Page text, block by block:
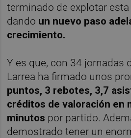
terminado de explotar
dando un nuevo paso
crecimiento.
Y es que, con 34 jornadas
Larrea ha firmado unos
puntos, 3 rebotes, 3,7
créditos de valoración en
minutos por partido.
demostrado tener un